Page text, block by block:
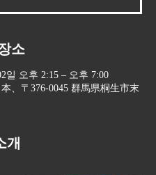
소
일 오후 2:15 – 오후 7:00
、〒376-0045 群馬県桐生市末
개